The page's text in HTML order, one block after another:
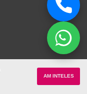
AM INTELES